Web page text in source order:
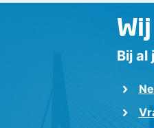
Bij al